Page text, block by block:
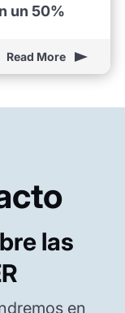
un 50%
Read More
las
en